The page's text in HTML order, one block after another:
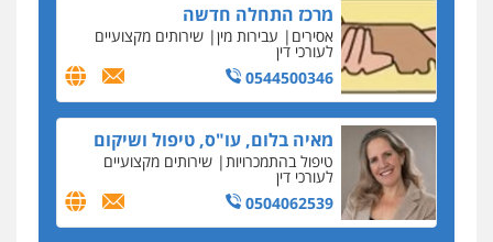
מרכז התחלה חדשה
אסירים עבירות מין שירותים מקצועיים
לעורכי דין
0544500346
מאיה בלום, עו"ס, טיפול ושיקום
טיפול בהתמכרויות שירותים מקצועיים
לעורכי דין
0504062539
כתב אישום: יו"ר ש"ס לשעבר בחיפה וסינדיקאט
ההלוואות של משפחת הרינג
הפרקליטות: הרב נתנאל חייק ואביו הרב אריה חייק
שמשו אנשי
החשוד ברצח עו"ד ארבל פלדמן טען לרקע נפשי
ושתק בחקירתו
בבית המשפט התברר כי לחשוד, אחמד אלרג'וב
מרמלה, לא נערכה